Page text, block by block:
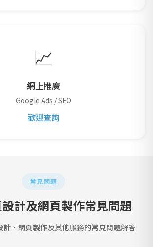
📈
網上推廣
Google Ads / SEO
歡迎查詢
常見問題
計及網頁製作常見問題
計、 網頁製作及其他服務的常見問題解答